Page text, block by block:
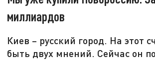
миллиардов
Киев – русский город. На этот
быть двух мнений. Сейчас он